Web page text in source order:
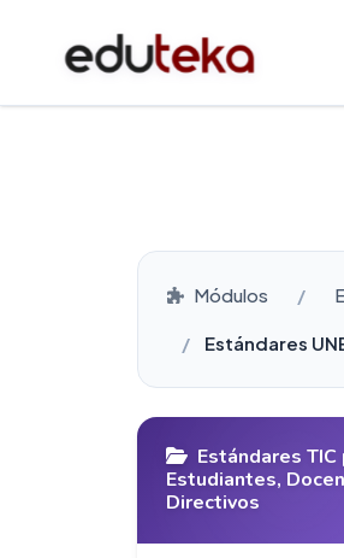
Módulos
Estándares
Estándares TIC
Estudiantes,
Directivos